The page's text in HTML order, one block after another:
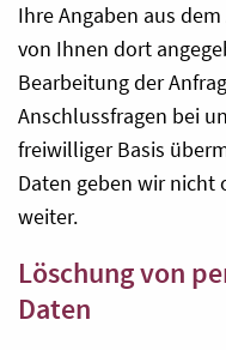
Ihre Angaben aus
von Ihnen dort
Bearbeitung der
Anschlussfragen bei
freiwilliger Basis
Daten geben wir nicht
weiter.
Löschung von
Daten